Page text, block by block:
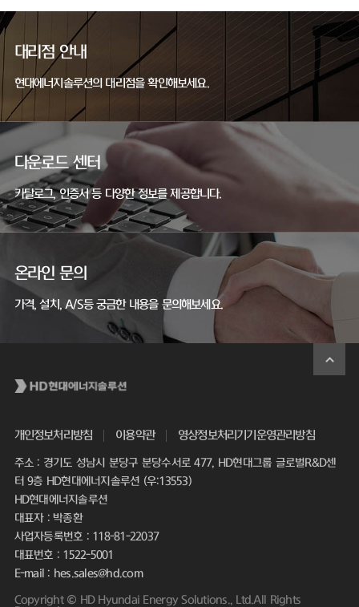
대리점 안내
현대에너지솔루션의 대리점을 확인해보세요.
다운로드 센터
카탈로그, 인증서 등 다양한 정보를 제공합니다.
온라인 문의
가격, 설치, A/S등 궁금한 내용을 문의해보세요.
개인정보처리방침 이용약관 영상정보처리기기운영관리방침
주소 : 경기도 성남시 분당구 분당수서로 477, HD현대그룹 글로벌R&D센
터 9층 HD현대에너지솔루션 (우:13553)
HD현대에너지솔루션
대표자 : 박종환
사업자등록번호 : 118-81-22037
대표번호 : 1522-5001
E-mail : hes.sales@hd.com
Copyright © HD Hyundai Energy Solutions., Ltd.All Rights